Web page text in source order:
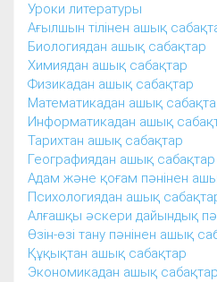
Уроки литературы
Ағылшын тілінен ашық
Биологиядан ашық сабақтар
Химиядан ашық сабақтар
Физикадан ашық сабақтар
Математикадан ашық
Информатикадан ашық
Тарихтан ашық сабақтар
Географиядан ашық сабақтар
Адам және қоғам пәнінен
Психологиядан ашық
Алғашқы әскери дайындық
Өзін-өзі тану пәнінен ашық
Құқықтан ашық сабақтар
Экономикадан ашық сабақтар